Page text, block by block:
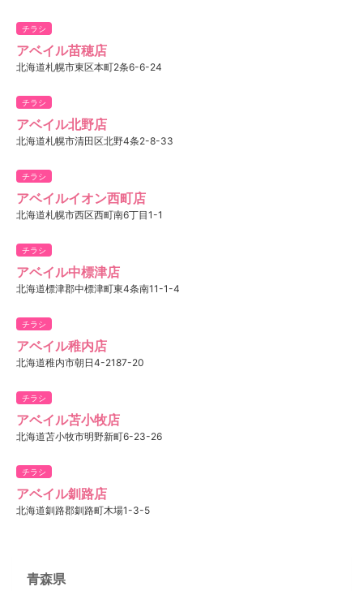
チラシ
アベイル苗穂店
北海道札幌市東区本町2条6-6-24
チラシ
アベイル北野店
北海道札幌市清田区北野4条2-8-33
チラシ
アベイルイオン西町店
北海道札幌市西区西町南6丁目1-1
チラシ
アベイル中標津店
北海道標津郡中標津町東4条南11-1-4
チラシ
アベイル稚内店
北海道稚内市朝日4-2187-20
チラシ
アベイル苫小牧店
北海道苫小牧市明野新町6-23-26
チラシ
アベイル釧路店
北海道釧路郡釧路町木場1-3-5
青森県